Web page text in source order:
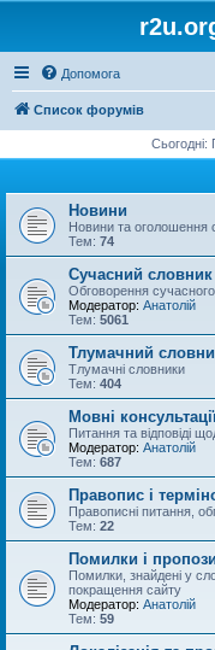
Допомога
Список форумів
Новини
Новини та оголошення
Тем: 74
Сучасний словник
Обговорення
Модератор: Анатолій
Тем: 5061
Тлумачний
Тлумачні словники
Тем: 404
Мовні
Питання та відповіді
Модератор: Анатолій
Тем: 687
Правопис і
Правописні питання,
Тем: 22
Помилки і
Помилки, знайдені у
покращення сайту
Модератор: Анатолій
Тем: 59